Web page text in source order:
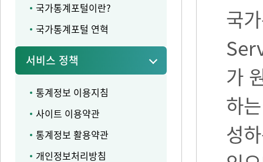
국가통계포털이란?
국가통계포털 연혁
서비스 정책
통계정보 이용지침
사이트 이용약관
통계정보 활용약관
개인정보처리방침
국
가
하
성